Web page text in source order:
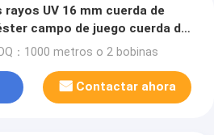
UV 16 mm cuerda de
campo de juego cuerda de
：1000 metros o 2 bobinas
Contactar ahora